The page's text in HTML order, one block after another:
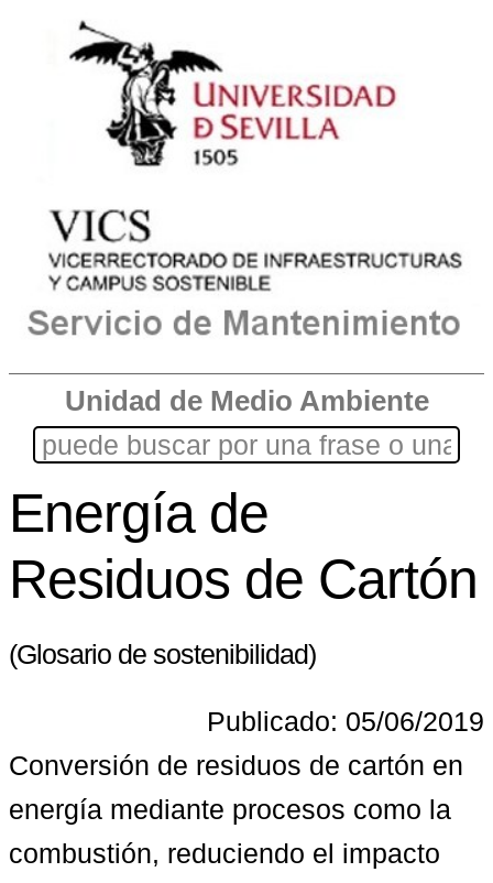
Unidad de Medio Ambiente
Energía de
Residuos de Cartón
(Glosario de sostenibilidad)
Publicado: 05/06/2019
Conversión de residuos de cartón en
energía mediante procesos como la
combustión, reduciendo el impacto